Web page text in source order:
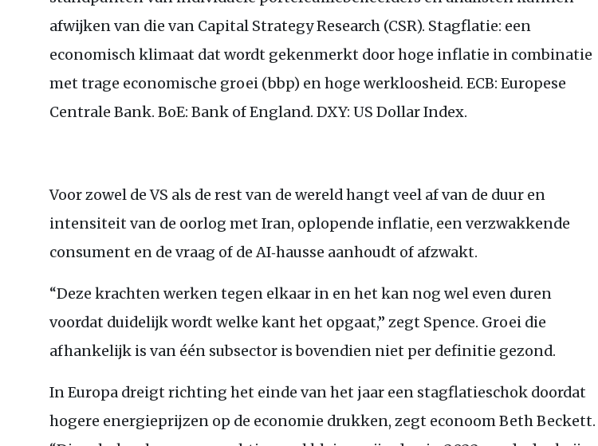
afwijken van die van Capital Strategy Research (CSR). Stagflatie: een
economisch klimaat dat wordt gekenmerkt door hoge inflatie in combinatie
met trage economische groei (bbp) en hoge werkloosheid. ECB: Europese
Centrale Bank. BoE: Bank of England. DXY: US Dollar Index.
Voor zowel de VS als de rest van de wereld hangt veel af van de duur en
intensiteit van de oorlog met Iran, oplopende inflatie, een verzwakkende
consument en de vraag of de AI‑hausse aanhoudt of afzwakt.
“Deze krachten werken tegen elkaar in en het kan nog wel even duren
voordat duidelijk wordt welke kant het opgaat,” zegt Spence. Groei die
afhankelijk is van één subsector is bovendien niet per definitie gezond.
In Europa dreigt richting het einde van het jaar een stagflatieschok doordat
hogere energieprijzen op de economie drukken, zegt econoom Beth Beckett.